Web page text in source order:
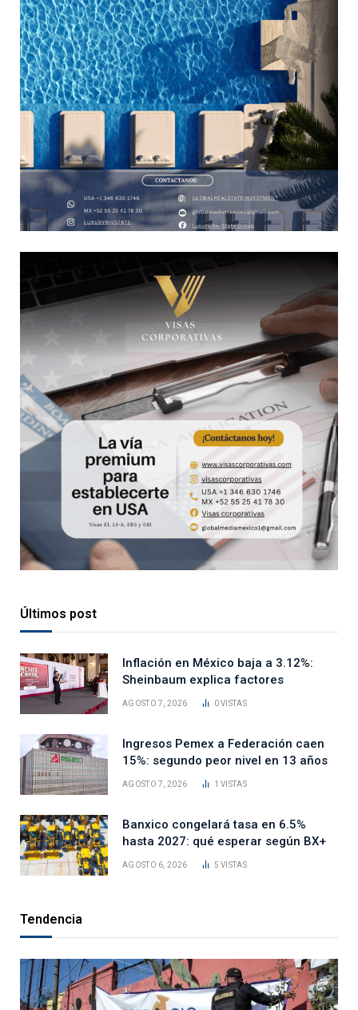
Últimos post
Inflación en México baja a 3.12%:
Sheinbaum explica factores
AGOSTO 7, 2026 0VISTAS
Ingresos Pemex a Federación caen
15%: segundo peor nivel en 13 años
AGOSTO 7, 2026 1VISTAS
Banxico congelará tasa en 6.5%
hasta 2027: qué esperar según BX+
AGOSTO 6, 2026 5VISTAS
Tendencia